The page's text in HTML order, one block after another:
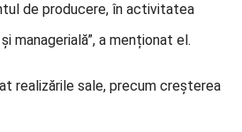
de producere, în activitatea
managerială”, a menționat el.
realizările sale, precum creșterea